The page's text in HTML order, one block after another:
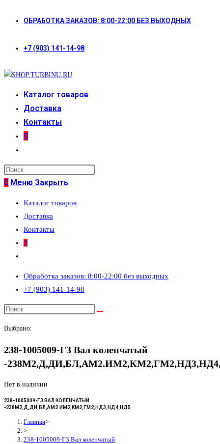
ОБРАБОТКА ЗАКАЗОВ: 8:00-22:00 БЕЗ ВЫХОДНЫХ
+7 (903) 141-14-98
Каталог товаров
Доставка
Контакты
0
поиск
по
сайту
0 Меню Закрыть
Каталог товаров
Доставка
Контакты
0
по
веб-
сайту
Обработка заказов: 8:00-22:00 без выходных
+7 (903) 141-14-98
Выбрано:
238-1005009-Г3 Вал коленчатый
-
Нет в наличии
238-1005009-Г3 ВАЛ КОЛЕНЧАТЫЙ
-238М2,Д,ДИ,БЛ,АМ2.ИМ2,КМ2,ГМ2,НД3,НД4,НД5
Главная>
>
238-1005009-Г3 Вал коленчатый